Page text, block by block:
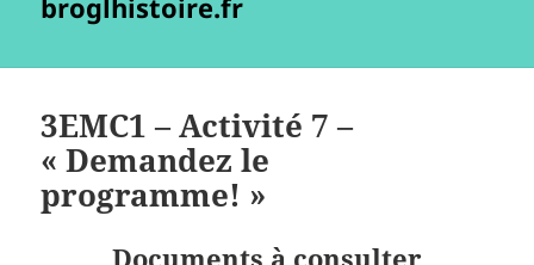
broglhistoire.fr
3EMC1 – Activité 7 –
« Demandez le
programme! »